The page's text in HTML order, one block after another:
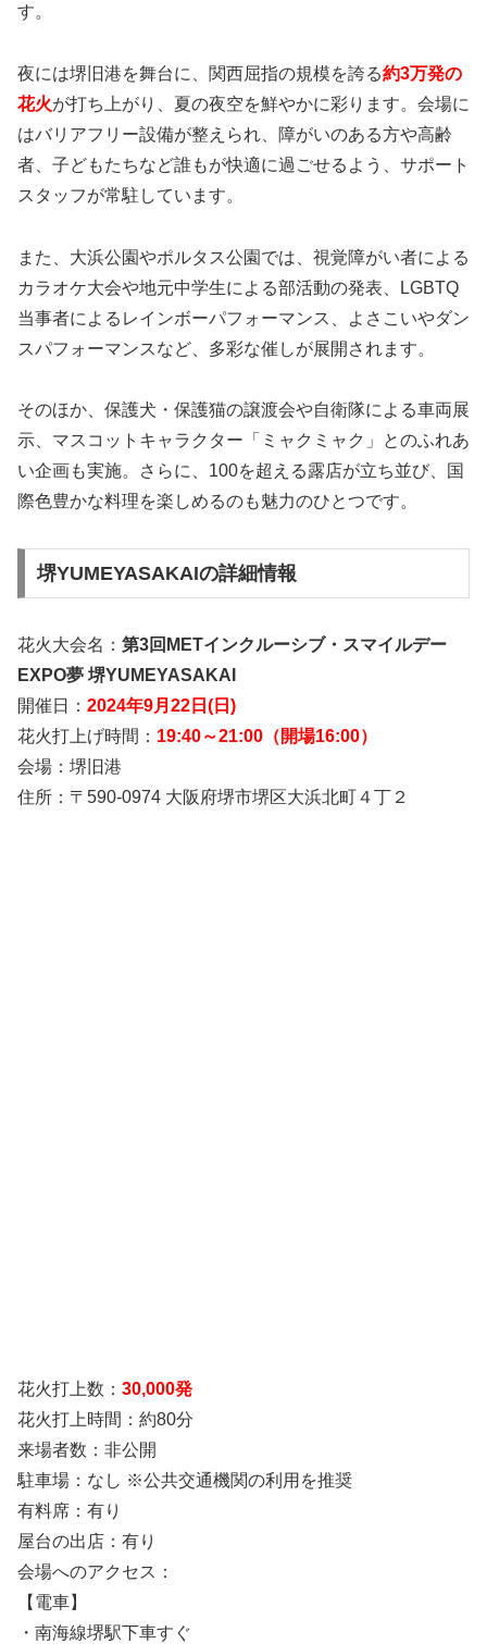
す。
夜には堺旧港を舞台に、関西屈指の規模を誇る約3万発の
花火が打ち上がり、夏の夜空を鮮やかに彩ります。会場に
はバリアフリー設備が整えられ、障がいのある方や高齢
者、子どもたちなど誰もが快適に過ごせるよう、サポート
スタッフが常駐しています。
また、大浜公園やポルタス公園では、視覚障がい者による
カラオケ大会や地元中学生による部活動の発表、LGBTQ
当事者によるレインボーパフォーマンス、よさこいやダン
スパフォーマンスなど、多彩な催しが展開されます。
そのほか、保護犬・保護猫の譲渡会や自衛隊による車両展
示、マスコットキャラクター「ミャクミャク」とのふれあ
い企画も実施。さらに、100を超える露店が立ち並び、国
際色豊かな料理を楽しめるのも魅力のひとつです。
堺YUMEYASAKAIの詳細情報
花火大会名： 第3回METインクルーシブ・スマイルデー
EXPO夢 堺YUMEYASAKAI
開催日： 2024年9月22日(日)
花火打上げ時間： 19:40～21:00（開場16:00）
会場：堺旧港
住所：〒590-0974 大阪府堺市堺区大浜北町４丁２
花火打上数： 30,000発
花火打上時間：約80分
来場者数：非公開
駐車場：なし ※公共交通機関の利用を推奨
有料席：有り
屋台の出店：有り
会場へのアクセス：
【電車】
・南海線堺駅下車すぐ